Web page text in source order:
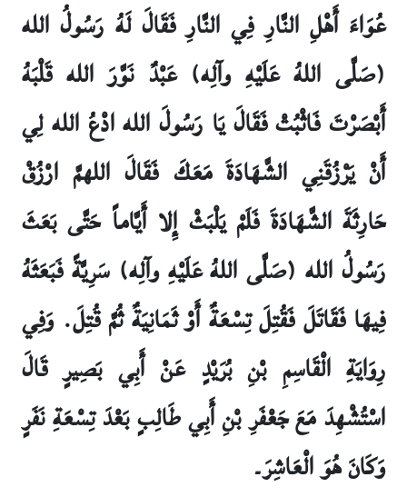
عُوَاءَ أَهْلِ النَّارِ فِي النَّارِ فَقَالَ لَهُ رَسُولُ الله
(صَلَّى اللهُ عَلَيْهِ وآلِه) عَبْدٌ نَوَّرَ الله قَلْبَهُ
أَبْصَرْتَ فَاثْبُتْ فَقَالَ يَا رَسُولَ الله ادْعُ الله لِي
أَنْ يَرْزُقَنِي الشَّهَادَةَ مَعَكَ فَقَالَ اللهمَّ ارْزُقْ
حَارِثَةَ الشَّهَادَةَ فَلَمْ يَلْبَثْ إِلا أَيَّاماً حَتَّى بَعَثَ
رَسُولُ الله (صَلَّى اللهُ عَلَيْهِ وآلِه) سَرِيَّةً فَبَعَثَهُ
فِيهَا فَقَاتَلَ فَقُتِلَ تِسْعَةٌ أَوْ ثَمَانِيَةٌ ثُمَّ قُتِلَ. وَفِي
رِوَايَةِ الْقَاسِمِ بْنِ بُرَيْدٍ عَنْ أَبِي بَصِيرٍ قَالَ
اسْتُشْهِدَ مَعَ جَعْفَرِ بْنِ أَبِي طَالِبٍ بَعْدَ تِسْعَةِ نَفَرٍ
وَكَانَ هُوَ الْعَاشِرَ۔